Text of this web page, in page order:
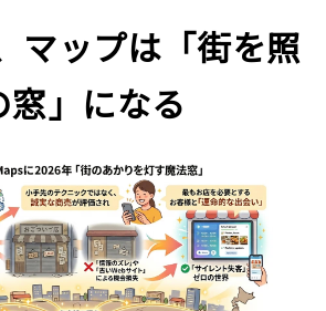
マップは「街を照
窓」になる